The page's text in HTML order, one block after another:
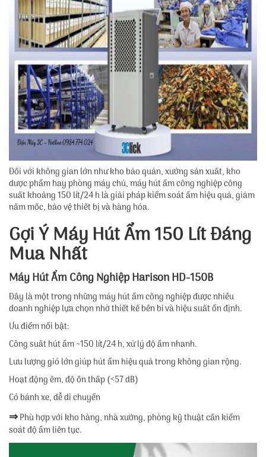
Đối với không gian lớn như kho bảo quản, xưởng sản xuất, kho
dược phẩm hay phòng máy chủ, máy hút ẩm công nghiệp công
suất khoảng 150 lít/24 h là giải pháp kiểm soát ẩm hiệu quả, giảm
nấm mốc, bảo vệ thiết bị và hàng hóa.
Gợi Ý Máy Hút Ẩm 150 Lít Đáng
Mua Nhất
Máy Hút Ẩm Công Nghiệp Harison HD-150B
Đây là một trong những máy hút ẩm công nghiệp được nhiều
doanh nghiệp lựa chọn nhờ thiết kế bền bỉ và hiệu suất ổn định.
Ưu điểm nổi bật:
Công suất hút ẩm ~150 lít/24 h, xử lý độ ẩm nhanh.
Lưu lượng gió lớn giúp hút ẩm hiệu quả trong không gian rộng.
Hoạt động êm, độ ồn thấp (<57 dB)
Có bánh xe, dễ di chuyển
⇒Phù hợp với kho hàng, nhà xưởng, phòng kỹ thuật cần kiểm
soát độ ẩm liên tục.